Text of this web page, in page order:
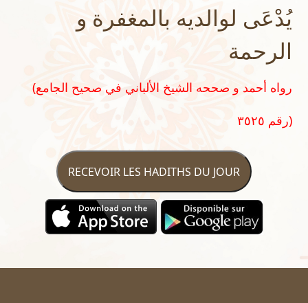
يُدْعَى لوالديه بالمغفرة و
الرحمة
(رواه أحمد و صححه الشيخ الألباني في صحيح الجامع
رقم ٣٥٢٥)
RECEVOIR LES HADITHS DU JOUR